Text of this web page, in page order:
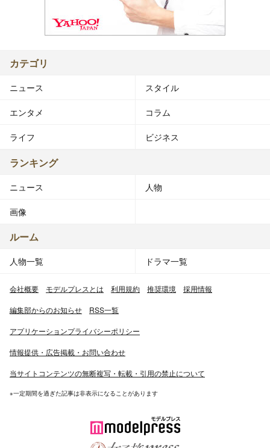
カテゴリ
ニュース スタイル
エンタメ コラム
ライフ ビジネス
ランキング
ニュース 人物
画像
ルーム
人物一覧 ドラマ一覧
会社概要 モデルプレスとは 利用規約 推奨環境 採用情報
編集部からのお知らせ RSS一覧
アプリケーションプライバシーポリシー
情報提供・広告掲載・お問い合わせ
当サイトコンテンツの無断複写・転載・引用の禁止について
※一定期間を過ぎた記事は非表示になることがあります